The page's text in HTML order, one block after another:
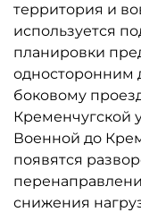
территория и
используется
планировки
односторонним
боковому
Кременчугской
Военной до
появятся
снижения